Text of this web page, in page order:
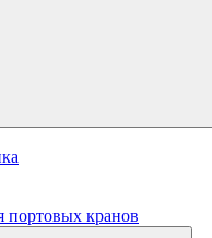
портовых кранов